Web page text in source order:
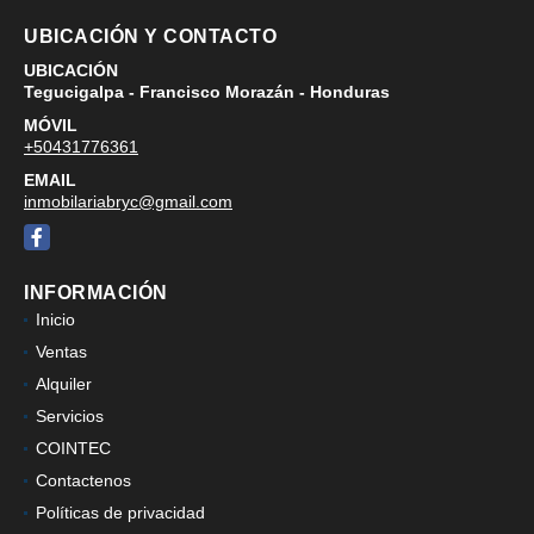
UBICACIÓN Y CONTACTO
UBICACIÓN
Tegucigalpa - Francisco Morazán - Honduras
MÓVIL
+50431776361
EMAIL
inmobilariabryc@gmail.com
Facebook
INFORMACIÓN
Inicio
Ventas
Alquiler
Servicios
COINTEC
Contactenos
Políticas de privacidad